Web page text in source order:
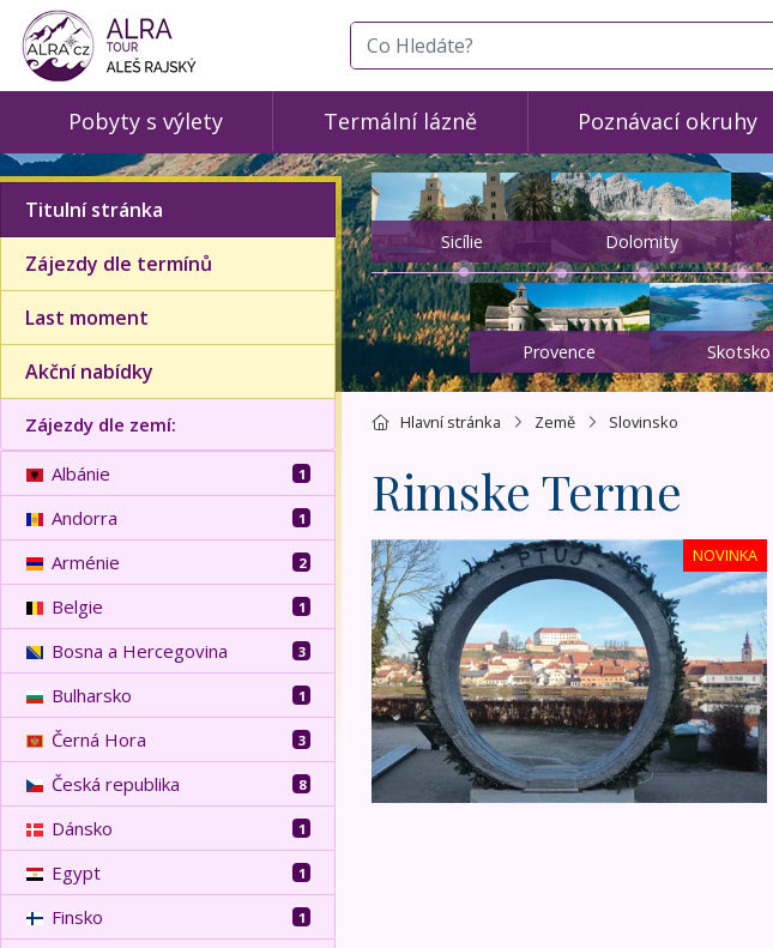
co hledáte
Pobyty s výlety Termální lázně Poznávací okruhy
Titulní stránka
Zájezdy dle termínů
Last moment
Akční nabídky
Zájezdy dle zemí:
Albánie 1
Andorra 1
Arménie 2
Belgie 1
Bosna a Hercegovina 3
Bulharsko 1
Černá Hora 3
Česká republika 8
Dánsko 1
Egypt 1
Finsko 1
Sicílie Dolomity
Provence Skotsko
Hlavní stránka Země Slovinsko
Rimske Terme
NOVINKA
Slovinsko - lázně Radenci - pohodový relax